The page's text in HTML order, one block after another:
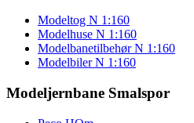
Modeltog N 1:160
Modelhuse N 1:160
Modelbanetilbehør N 1:160
Modelbiler N 1:160
Modeljernbane Smalspor